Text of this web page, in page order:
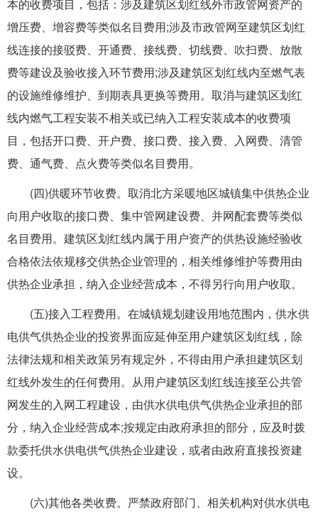
本的收费项目，包括：涉及建筑区划红线外市政管网资产的
增压费、增容费等类似名目费用;涉及市政管网至建筑区划红
线连接的接驳费、开通费、接线费、切线费、吹扫费、放散
费等建设及验收接入环节费用;涉及建筑区划红线内至燃气表
的设施维修维护、到期表具更换等费用。取消与建筑区划红
线内燃气工程安装不相关或已纳入工程安装成本的收费项
目，包括开口费、开户费、接口费、接入费、入网费、清管
费、通气费、点火费等类似名目费用。
(四)供暖环节收费。取消北方采暖地区城镇集中供热企业
向用户收取的接口费、集中管网建设费、并网配套费等类似
名目费用。建筑区划红线内属于用户资产的供热设施经验收
合格依法依规移交供热企业管理的，相关维修维护等费用由
供热企业承担，纳入企业经营成本，不得另行向用户收取。
(五)接入工程费用。在城镇规划建设用地范围内，供水供
电供气供热企业的投资界面应延伸至用户建筑区划红线，除
法律法规和相关政策另有规定外，不得由用户承担建筑区划
红线外发生的任何费用。从用户建筑区划红线连接至公共管
网发生的入网工程建设，由供水供电供气供热企业承担的部
分，纳入企业经营成本;按规定由政府承担的部分，应及时拨
款委托供水供电供气供热企业建设，或者由政府直接投资建
设。
(六)其他各类收费。严禁政府部门、相关机构对供水供电